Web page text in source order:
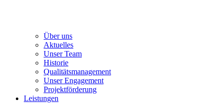
Über uns
Aktuelles
Unser Team
Historie
Qualitätsmanagement
Unser Engagement
Projektförderung
Leistungen